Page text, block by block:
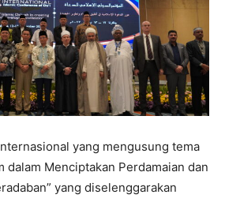
yang mengusung tema
dalam Menciptakan Perdamaian dan
yang diselenggarakan